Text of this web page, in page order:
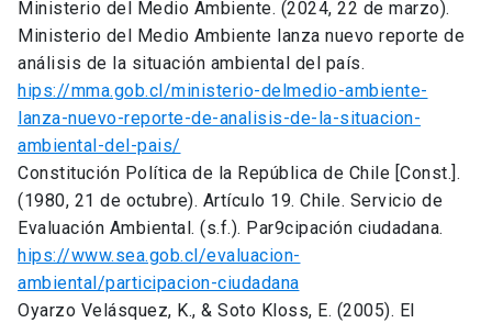
Ministerio del Medio Ambiente. (2024, 22 de marzo).
Ministerio del Medio Ambiente lanza nuevo reporte de
análisis de la situación ambiental del país.
hips://mma.gob.cl/ministerio-delmedio-ambiente-
lanza-nuevo-reporte-de-analisis-de-la-situacion-
ambiental-del-pais/
Constitución Política de la República de Chile [Const.].
(1980, 21 de octubre). Artículo 19. Chile. Servicio de
Evaluación Ambiental. (s.f.). Par9cipación ciudadana.
hips://www.sea.gob.cl/evaluacion-
ambiental/participacion-ciudadana
Oyarzo Velásquez, K., & Soto Kloss, E. (2005). El